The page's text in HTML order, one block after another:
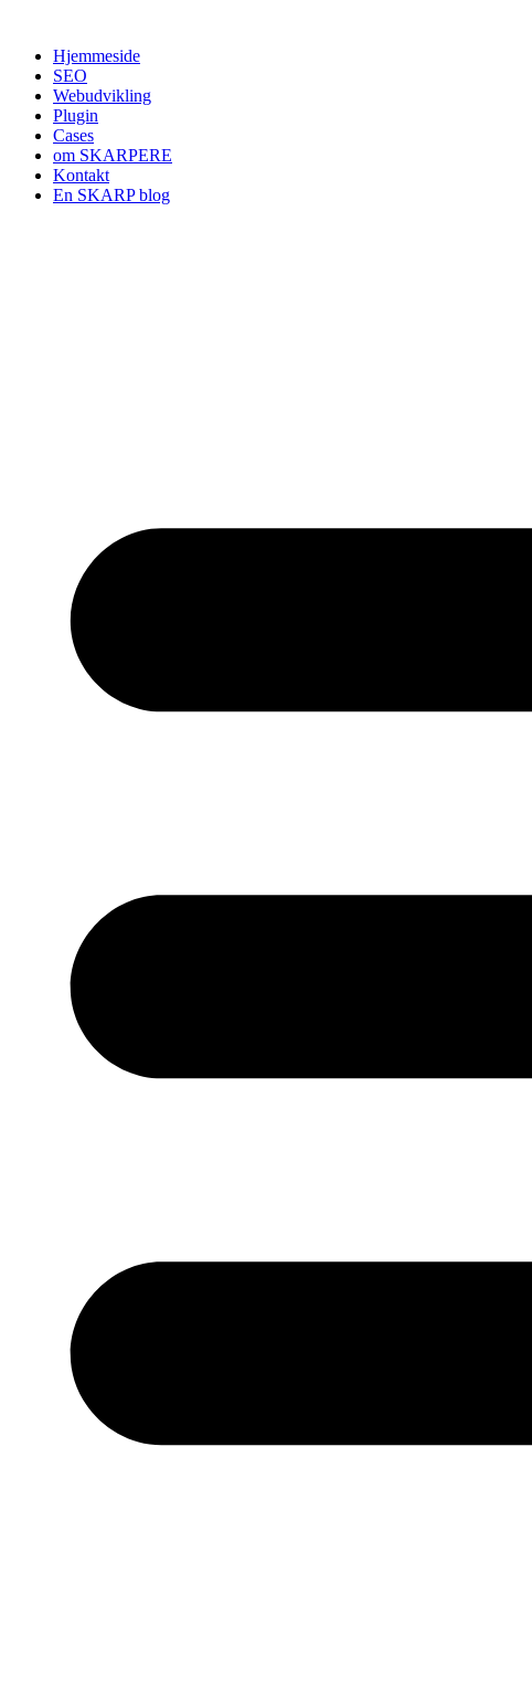
indholdHjemmeside
SEO
Webudvikling
Plugin
Cases
om SKARPERE
Kontakt
En SKARP blog